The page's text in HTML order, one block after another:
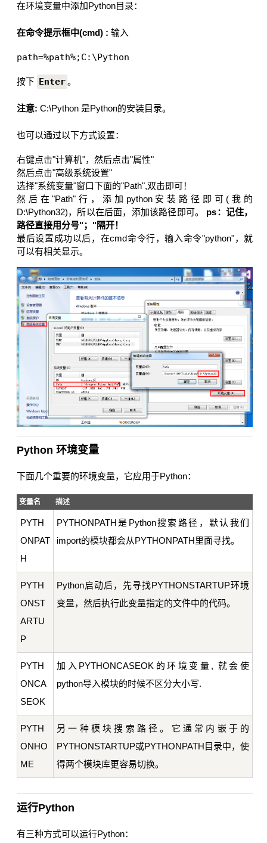
在环境变量中添加Python目录：
在命令提示框中(cmd) : 输入
path=%path%;C:\Python
按下 Enter。
注意: C:\Python 是Python的安装目录。
也可以通过以下方式设置：
右键点击"计算机"，然后点击"属性"
然后点击"高级系统设置"
选择"系统变量"窗口下面的"Path",双击即可！
然后在"Path"行，添加python安装路径即可(我的
D:\Python32)，所以在后面，添加该路径即可。 ps：记住，
路径直接用分号"；"隔开！
最后设置成功以后，在cmd命令行，输入命令"python"，就
可以有相关显示。
Python 环境变量
下面几个重要的环境变量，它应用于Python：
变量名 描述
PYTH
ONPAT
H
PYTHONPATH是Python搜索路径，默认我们
import的模块都会从PYTHONPATH里面寻找。
PYTH
ONST
ARTU
P
Python启动后，先寻找PYTHONSTARTUP环境
变量，然后执行此变量指定的文件中的代码。
PYTH
ONCA
SEOK
加入PYTHONCASEOK的环境变量, 就会使
python导入模块的时候不区分大小写.
PYTH
ONHO
ME
另一种模块搜索路径。它通常内嵌于的
PYTHONSTARTUP或PYTHONPATH目录中，使
得两个模块库更容易切换。
运行Python
有三种方式可以运行Python：